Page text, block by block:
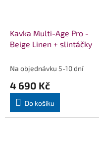
Kavka Multi-Age Pro -
Beige Linen + slintáčky
Na objednávku 5-10 dní
4 690 Kč
Do košíku